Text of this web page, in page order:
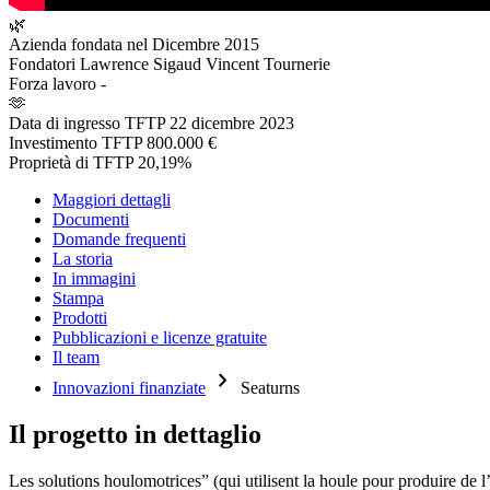
🌿
Azienda fondata nel Dicembre 2015
Fondatori Lawrence Sigaud Vincent Tournerie
Forza lavoro -
🫶
Data di ingresso TFTP 22 dicembre 2023
Investimento TFTP 800.000 €
Proprietà di TFTP 20,19%
Maggiori dettagli
Documenti
Domande frequenti
La storia
In immagini
Stampa
Prodotti
Pubblicazioni e licenze gratuite
Il team
Innovazioni finanziate
chevron_right Seaturns
Il progetto in dettaglio
Les solutions houlomotrices” (qui utilisent la houle pour produire de